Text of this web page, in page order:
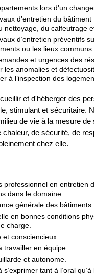
lors d'un
d’entretien du
nettoyage, du calfeutrage
d’entretien préventifs
ou les lieux communs.
et urgences des
les anomalies et
à l’inspection des
et d'héberger des
stimulant et sécuritaire.
de vie à la mesure
de sécurité, de
chez elle.
professionnel en entretien
dans le domaine.
générale des bâtiments.
en bonnes conditions
charge.
et consciencieux.
travailler en équipe.
et autonome.
tant à l’oral qu’à